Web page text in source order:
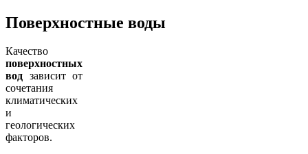
Поверхностные воды
Качество
поверхностных
вод зависит от
сочетания
климатических
и
геологических
факторов.